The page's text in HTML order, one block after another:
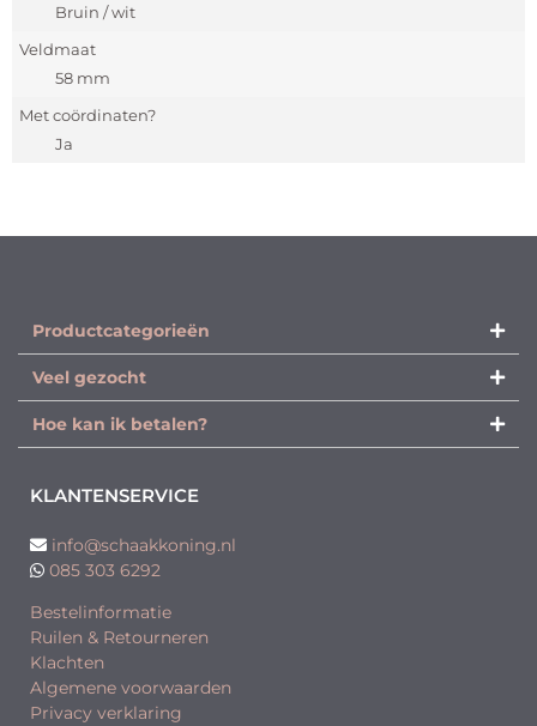
Bruin / wit
Veldmaat
58 mm
Met coördinaten?
Ja
Productcategorieën​
Veel gezocht
Hoe kan ik betalen?
KLANTENSERVICE
info@schaakkoning.nl
085 303 6292
Bestelinformatie
Ruilen & Retourneren
Klachten
Algemene voorwaarden
Privacy verklaring